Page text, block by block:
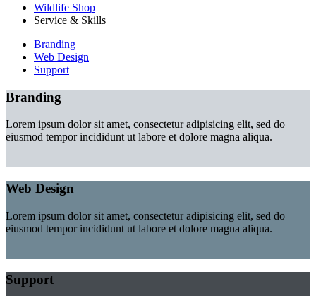
Wildlife Shop
Service & Skills
Branding
Web Design
Support
Branding
Lorem ipsum dolor sit amet, consectetur adipisicing elit, sed do
eiusmod tempor incididunt ut labore et dolore magna aliqua.
Web Design
Lorem ipsum dolor sit amet, consectetur adipisicing elit, sed do
eiusmod tempor incididunt ut labore et dolore magna aliqua.
Support